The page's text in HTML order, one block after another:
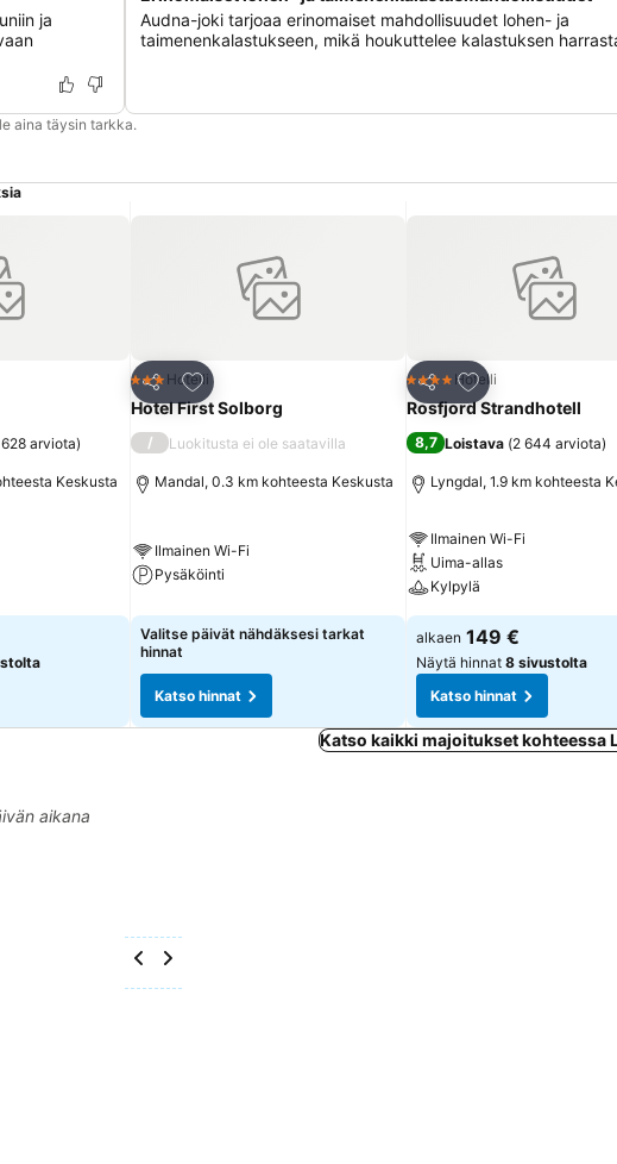
ja
Audna-joki tarjoaa erinomaiset mahdollisuudet lohen- ja
taimenenkalastukseen, mikä houkuttelee kalastuksen
aina täysin tarkka.
arviota)
Keskusta
Jaa
Lisää suosikkeihin
3 Tähtiluokitus
Hotelli
Hotel First Solborg
/ Luokitusta ei ole saatavilla
Mandal, 0.3 km kohteesta Keskusta
Ilmainen Wi-Fi
Pysäköinti
Valitse päivät nähdäksesi tarkat
hinnat
Katso hinnat
Jaa
Lisää suosikkeihin
4 Tähtiluokitus
Hotelli
Rosfjord Strandhotell
8,7 Loistava (2 644 arviota)
Lyngdal, 1.9 km kohteesta
Ilmainen Wi-Fi
Uima-allas
Kylpylä
alkaen 149 €
Näytä hinnat 8 sivustolta
Katso hinnat
Katso kaikki majoitukset kohteessa
aikana